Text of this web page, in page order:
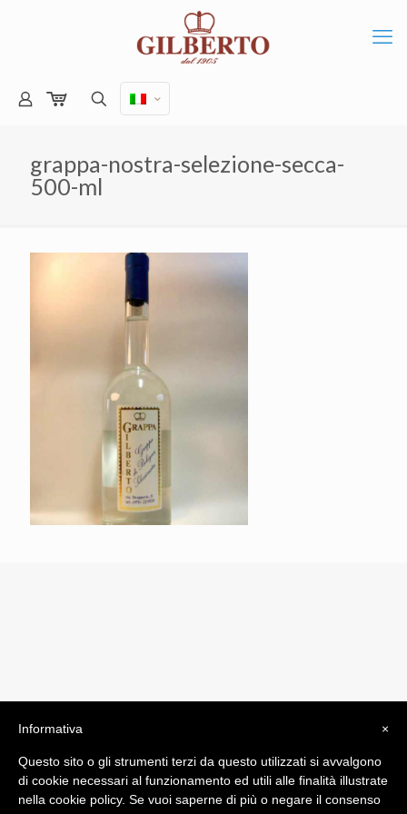
grappa-nostra-selezione-secca-
500-ml
byComunicatori su Misura srl
Termini e Condizioni di Vendita - Terms and Conditions
×
Informativa
Questo sito o gli strumenti terzi da questo utilizzati si avvalgono
di cookie necessari al funzionamento ed utili alle finalità illustrate
nella cookie policy. Se vuoi saperne di più o negare il consenso